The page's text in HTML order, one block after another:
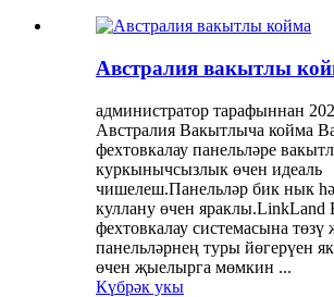
Австралия вакытлы
администратор тарафыннан
Австралия Вакытлыча койма
фехтовкалау панельләре
куркынычсызлык өчен идеаль
чишелеш.Панельләр бик нык
куллану өчен яраклы.LinkLand
фехтовкалау системасына
панельләрнең туры йөгерүен
өчен җыелырга мөмкин ...
Күбрәк укы